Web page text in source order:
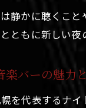
静かに聴くこ
ともに新しい夜
楽バーの魅力
を代表するナ